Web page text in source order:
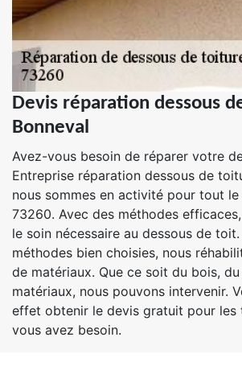
Devis réparation dessous
Bonneval
Avez-vous besoin de réparer votre
Entreprise réparation dessous de
nous sommes en activité pour tout
73260. Avec des méthodes
le soin nécessaire au dessous de
méthodes bien choisies, nous
de matériaux. Que ce soit du bois,
matériaux, nous pouvons intervenir.
effet obtenir le devis gratuit pour les
vous avez besoin.